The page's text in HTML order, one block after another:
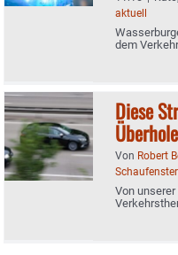
aktuell
dem Verkehr
Diese
Von Robert
Schaufenster
Von